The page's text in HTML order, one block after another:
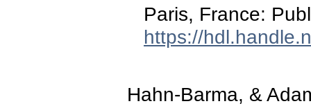
Paris, France:
https://
Hahn-Barma, &